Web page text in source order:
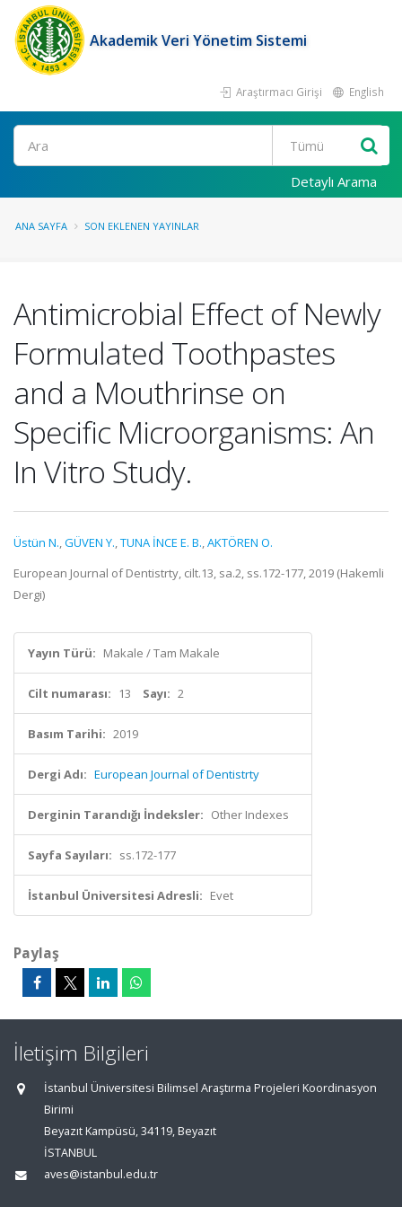
Akademik Veri Yönetim Sistemi
Araştırmacı Girişi English
Ara
Detaylı Arama
ANA SAYFA SON EKLENEN YAYINLAR
Antimicrobial Effect of Newly
Formulated Toothpastes
and a Mouthrinse on
Specific Microorganisms: An
In Vitro Study.
Üstün N.,GÜVEN Y.,TUNA İNCE E. B.,AKTÖREN O.
European Journal of Dentistrty, cilt.13, sa.2, ss.172-177, 2019 (Hakemli
Dergi)
Yayın Türü: Makale / Tam Makale
Cilt numarası: 13 Sayı: 2
Basım Tarihi: 2019
Dergi Adı: European Journal of Dentistrty
Derginin Tarandığı İndeksler: Other Indexes
Sayfa Sayıları: ss.172-177
İstanbul Üniversitesi Adresli: Evet
Paylaş
İletişim Bilgileri
İstanbul Üniversitesi Bilimsel Araştırma Projeleri Koordinasyon
Birimi
Beyazıt Kampüsü, 34119, Beyazıt
İSTANBUL
aves@istanbul.edu.tr